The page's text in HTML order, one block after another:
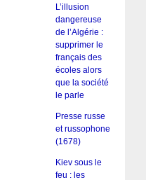
L’illusion
dangereuse
de l’Algérie :
supprimer le
français des
écoles alors
que la société
le parle
Presse russe
et russophone
(1678)
Kiev sous le
feu : les